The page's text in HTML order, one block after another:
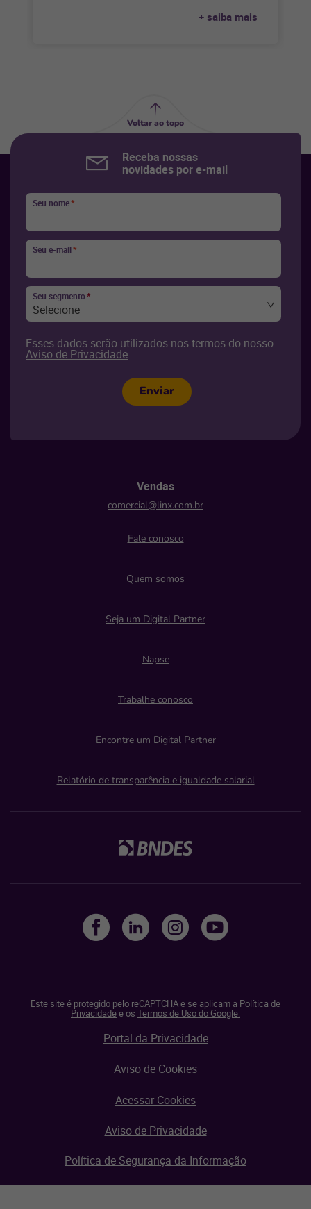
+ saiba mais
Voltar ao topo
Receba nossas
novidades por e-mail
Seu nome*
Seu e-mail*
Seu segmento*
Selecione
Esses dados serão utilizados nos termos do nosso
Aviso de Privacidade.
Enviar
Vendas
comercial@linx.com.br
Fale conosco
Quem somos
Seja um Digital Partner
Napse
Trabalhe conosco
Encontre um Digital Partner
Relatório de transparência e igualdade salarial
Este site é protegido pelo reCAPTCHA e se aplicam a Política de
Privacidadee os Termos de Uso do Google.
Portal da Privacidade
Aviso de Cookies
Acessar Cookies
Aviso de Privacidade
Política de Segurança da Informação